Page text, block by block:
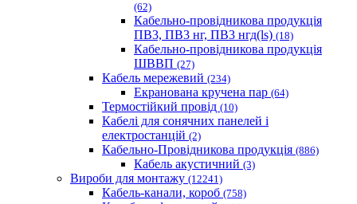
(62)
Кабельно-провідникова продукція
ПВ3, ПВ3 нг, ПВ3 нгд(ls) (18)
Кабельно-провідникова продукція
ШВВП (27)
Кабель мережевий (234)
Екранована кручена пар (64)
Термостійкий провід (10)
Кабелі для сонячних панелей і
електростанцій (2)
Кабельно-Провідникова продукція (886)
Кабель акустичний (3)
Вироби для монтажу (12241)
Кабель-канали, короб (758)